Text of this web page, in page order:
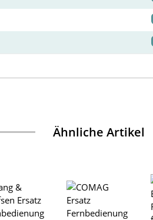
Ähnliche Artikel